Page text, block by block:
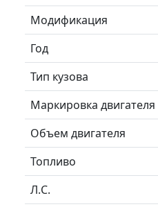
Модификация
Год
Тип кузова
Маркировка двигателя
Объем двигателя
Топливо
Л.C.